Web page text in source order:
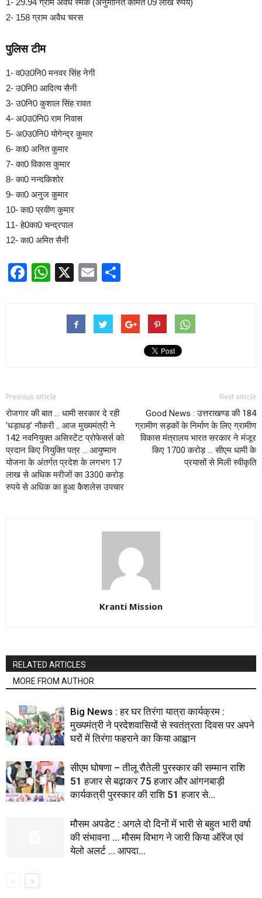
1- 29.94 ग्राम अवैध स्मैक (अनुमानित कीमत 09 लाख रुपये)
2- 158 ग्राम अवैध चरस
पुलिस टीम
1- व0उ0नि0 मनवर सिंह नेगी
2- उ0नि0 आदित्य सैनी
3- उ0नि0 कुशाल सिंह रावत
4- अ0उ0नि0 राम निवास
5- अ0उ0नि0 योगेन्द्र कुमार
6- का0 अनित कुमार
7- का0 विकास कुमार
8- का0 नन्दकिशोर
9- का0 अनुज कुमार
10- का0 प्रवीण कुमार
11- हे0का0 चन्द्रपाल
12- का0 अमित सैनी
Facebook
WhatsApp
X Email
Previous article
रोजगार की बात … धामी सरकार दे रही
‘धड़ाधड़’ नौकरी .. आज मुख्यमंत्री ने
142 नवनियुक्त असिस्टेंट प्रोफेसर्स को
प्रदान किए नियुक्ति पत्र … आयुष्मान
योजना के अंतर्गत प्रदेश के लगभग 17
लाख से अधिक मरीजों का 3300 करोड़
रुपये से अधिक का हुआ कैशलेस उपचार
Next article
Good News : उत्तराखण्ड की 184
ग्रामीण सड़कों के निर्माण के लिए ग्रामीण
विकास मंत्रालय भारत सरकार ने मंजूर
किए 1700 करोड़ … सीएम धामी के
प्रयासों से मिली स्वीकृति
Kranti Mission
RELATED ARTICLES
MORE FROM AUTHOR
Big News : हर घर तिरंगा यात्रा कार्यक्रम :
मुख्यमंत्री ने प्रदेशवासियों से स्वतंत्रता दिवस पर अपने
घरों में तिरंगा फहराने का किया आह्वान
सीएम घोषणा – तीलू रौतेली पुरस्कार की सम्मान राशि
51 हजार से बढ़ाकर 75 हजार और आंगनबाड़ी
कार्यकत्री पुरस्कार की राशि 51 हजार से...
मौसम अपडेट : अगले दो दिनों में भारी से बहुत भारी वर्षा
की संभावना … मौसम विभाग ने जारी किया ऑरेंज एवं
येलो अलर्ट … आपदा...